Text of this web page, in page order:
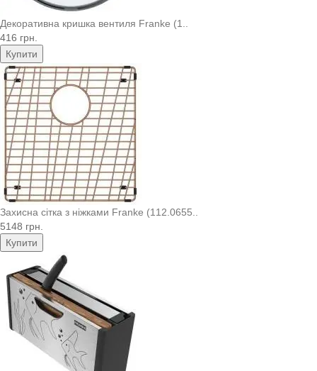
Декоративна кришка вентиля Franke (1..
416 грн.
Купити
Захисна сітка з ніжками Franke (112.0655..
5148 грн.
Купити